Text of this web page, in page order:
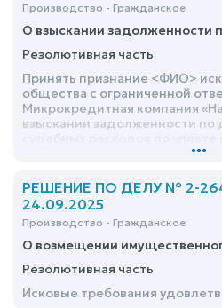
Производство - Гражданское
О взыскании задолженности
Резолютивная часть
Принять признание <ФИО>
общества с ограниченной
Микрокредитная компания
взыскании задолженности по
...
РЕШЕНИЕ ПО ДЕЛУ № 2-
24.09.2025
Производство - Гражданское
О возмещении
Резолютивная часть
Исковые требования